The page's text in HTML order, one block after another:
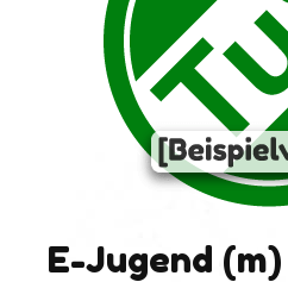
E-Jugend (m)